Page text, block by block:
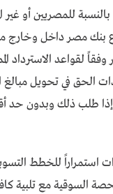
للمصريين أو غير
بنك مصر داخل وخارج
وفقاً لقواعد الاسترداد
الحق في تحويل
طلب ذلك وبدون حد
استمراراً للخطط
السوقية مع تلبية